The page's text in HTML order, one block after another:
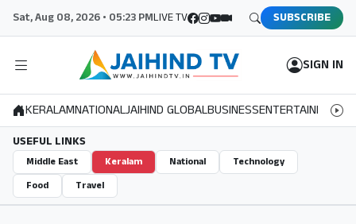
Sat, Aug 08, 2026 • 05:23 PMLIVE TV SUBSCRIBE
SIGN IN
KERALAMNATIONALJAIHIND GLOBALBUSINESSENTERTAINMENT
USEFUL LINKS
Middle East Keralam National
Technology
Food
Travel